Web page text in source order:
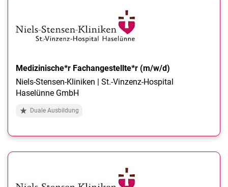
Medizinische*r Fachangestellte*r (m/w/d)
Niels-Stensen-Kliniken | St.-Vinzenz-Hospital
Haselünne GmbH
Duale Ausbildung